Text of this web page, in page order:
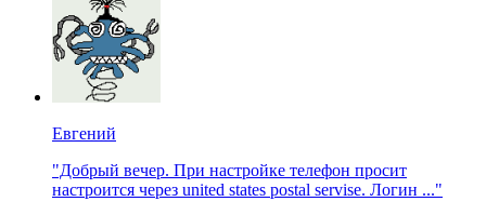
Евгений
"Добрый вечер. При настройке телефон просит
настроится через united states postal servise. Логин ..."